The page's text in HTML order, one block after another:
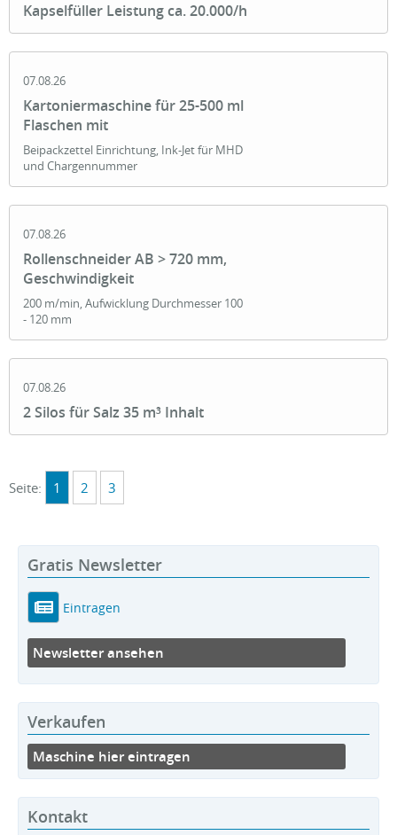
Kapselfüller Leistung ca. 20.000/h
07.08.26
Kartoniermaschine für 25-500 ml
Flaschen mit
Beipackzettel Einrichtung, Ink-Jet für MHD
und Chargennummer
07.08.26
Rollenschneider AB > 720 mm,
Geschwindigkeit
200 m/min, Aufwicklung Durchmesser 100
- 120 mm
07.08.26
2 Silos für Salz 35 m³ Inhalt
Seite: 1 2 3
Gratis Newsletter
Eintragen
Newsletter ansehen
Verkaufen
Maschine hier eintragen
Kontakt